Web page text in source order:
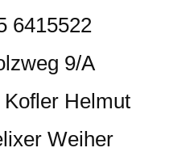
6415522
9/A
Kofler Helmut
Weiher